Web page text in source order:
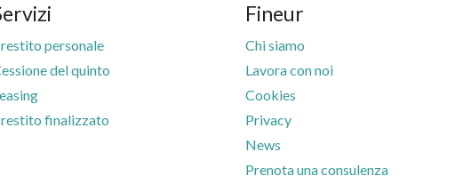
personale
del quinto
finalizzato
Fineur
Chi siamo
Lavora con noi
Cookies
Privacy
News
Prenota una consulenza